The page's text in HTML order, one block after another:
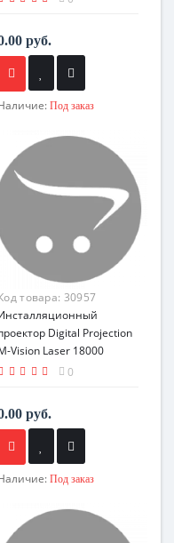
руб.
Под заказ
товара: 30957
Digital Projection
Vision Laser 18000
0
руб.
Под заказ